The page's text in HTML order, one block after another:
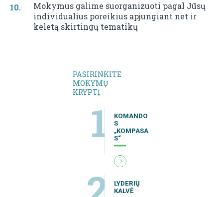
Mokymus galime suorganizuoti pagal Jūsų
individualius poreikius apjungiant net ir
keletą skirtingų tematikų